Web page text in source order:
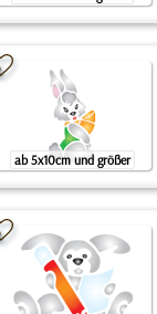
ab 5x10cm und größer